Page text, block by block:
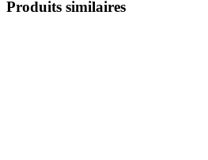
Produits similaires